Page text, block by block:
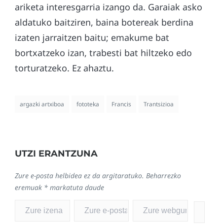
ariketa interesgarria izango da. Garaiak asko
aldatuko baitziren, baina botereak berdina
izaten jarraitzen baitu; emakume bat
bortxatzeko izan, trabesti bat hiltzeko edo
torturatzeko. Ez ahaztu.
argazki artxiboa fototeka Francis Trantsizioa
UTZI ERANTZUNA
Zure e-posta helbidea ez da argitaratuko. Beharrezko
eremuak * markatuta daude